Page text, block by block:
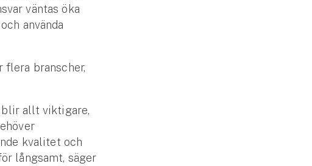
väntas öka
använda
flera branscher,
blir allt viktigare,
kvalitet och
långsamt, säger